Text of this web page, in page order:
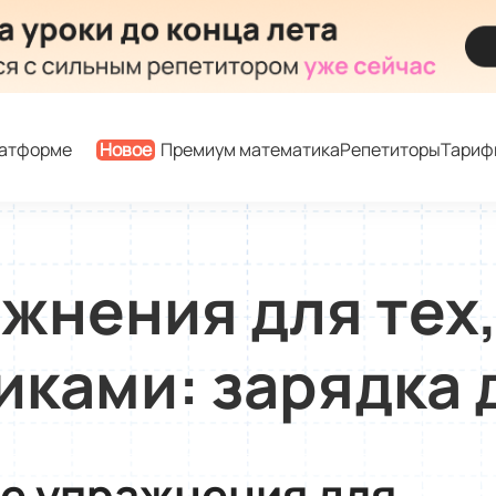
Новое Премиум математикаРепетиторы
для
зарядка